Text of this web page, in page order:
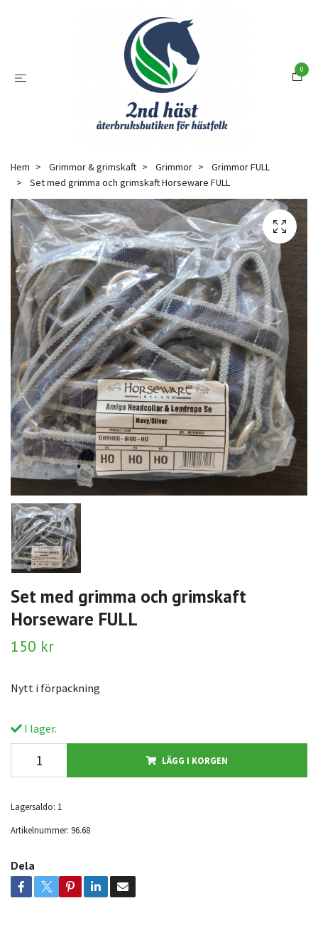
0
Hem Grimmor & grimskaft Grimmor
Grimmor FULL
Set med grimma och grimskaft Horseware FULL
Set med grimma och grimskaft
Horseware FULL
150 kr
Nytt i förpackning
I lager.
LÄGG I KORGEN
Lagersaldo: 1
Artikelnummer: 96.68
Dela